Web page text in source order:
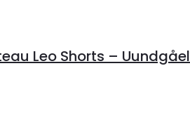
Leo Shorts –